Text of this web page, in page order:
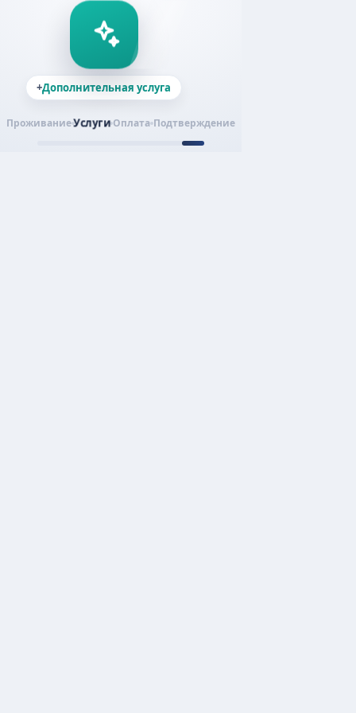
+Дополнительная услуга
ПроживаниеУслугиОплата Подтверждение